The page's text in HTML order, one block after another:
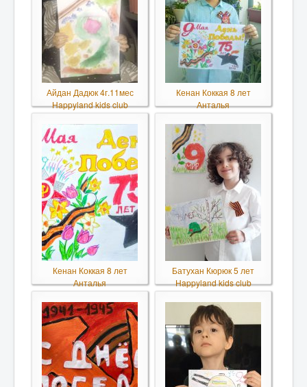
Айдан Дадюк 4г.11мес
Happyland kids club
Кенан Коккая 8 лет
Анталья
Кенан Коккая 8 лет
Анталья
Батухан Кюрюк 5 лет
Happyland kids club